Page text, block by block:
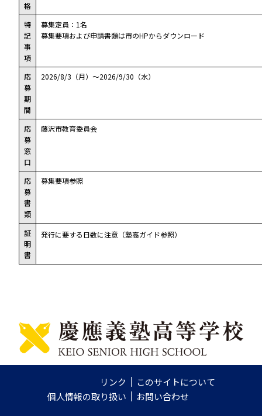
格
特
記
事
項
募集定員：1名
募集要項および申請書類は市のHPからダウンロード
応
募
期
間
2026/8/3（月）～2026/9/30（水）
応
募
窓
口
藤沢市教育委員会
応
募
書
類
募集要項参照
証
明
書
発行に要する日数に注意（塾高ガイド参照）
リンク
このサイトについて
個人情報の取り扱い
お問い合わせ